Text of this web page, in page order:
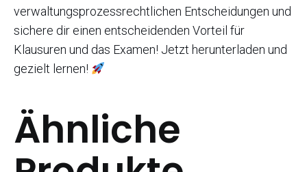
verwaltungsprozessrechtlichen Entscheidungen und
sichere dir einen entscheidenden Vorteil für
Klausuren und das Examen! Jetzt herunterladen und
gezielt lernen!
Ähnliche